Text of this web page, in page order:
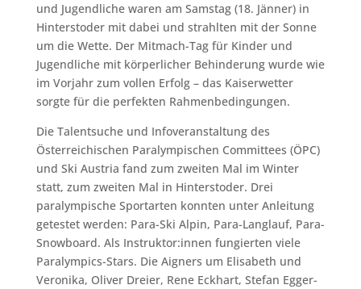
und Jugendliche waren am Samstag (18. Jänner) in
Hinterstoder mit dabei und strahlten mit der Sonne
um die Wette. Der Mitmach-Tag für Kinder und
Jugendliche mit körperlicher Behinderung wurde wie
im Vorjahr zum vollen Erfolg – das Kaiserwetter
sorgte für die perfekten Rahmenbedingungen.
Die Talentsuche und Infoveranstaltung des
Österreichischen Paralympischen Committees (ÖPC)
und Ski Austria fand zum zweiten Mal im Winter
statt, zum zweiten Mal in Hinterstoder. Drei
paralympische Sportarten konnten unter Anleitung
getestet werden: Para-Ski Alpin, Para-Langlauf, Para-
Snowboard. Als Instruktor:innen fungierten viele
Paralympics-Stars. Die Aigners um Elisabeth und
Veronika, Oliver Dreier, Rene Eckhart, Stefan Egger-